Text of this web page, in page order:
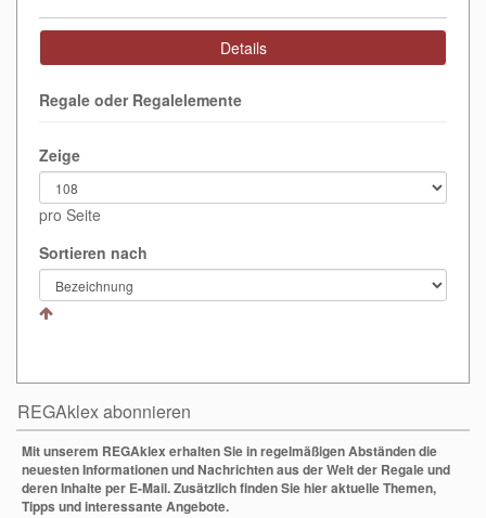
Details
Regale oder Regalelemente
Zeige
pro Seite
Sortieren nach
REGAklex abonnieren
Mit unserem REGAklex erhalten Sie in regelmäßigen Abständen die
neuesten Informationen und Nachrichten aus der Welt der Regale und
deren Inhalte per E-Mail. Zusätzlich finden Sie hier aktuelle Themen,
Tipps und interessante Angebote.